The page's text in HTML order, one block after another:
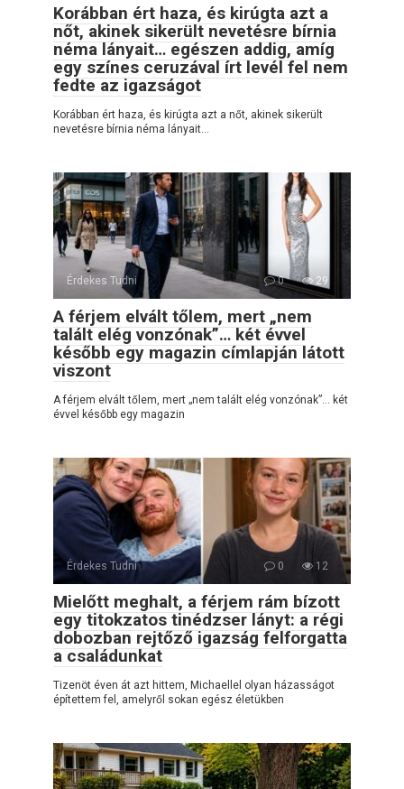
Korábban ért haza, és kirúgta azt a
nőt, akinek sikerült nevetésre bírnia
néma lányait… egészen addig, amíg
egy színes ceruzával írt levél fel nem
fedte az igazságot
Korábban ért haza, és kirúgta azt a nőt, akinek sikerült
nevetésre bírnia néma lányait…
Érdekes Tudni 0 29
A férjem elvált tőlem, mert „nem
talált elég vonzónak”… két évvel
később egy magazin címlapján látott
viszont
A férjem elvált tőlem, mert „nem talált elég vonzónak”… két
évvel később egy magazin
Érdekes Tudni 0 12
Mielőtt meghalt, a férjem rám bízott
egy titokzatos tinédzser lányt: a régi
dobozban rejtőző igazság felforgatta
a családunkat
Tizenöt éven át azt hittem, Michaellel olyan házasságot
építettem fel, amelyről sokan egész életükben